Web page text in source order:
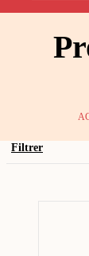
Filtrer